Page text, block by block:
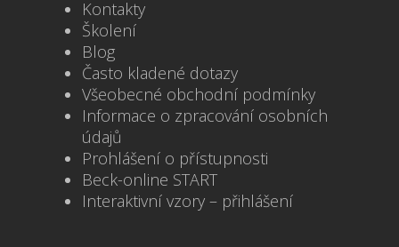
Kontakty
Školení
Blog
Často kladené dotazy
Všeobecné obchodní podmínky
Informace o zpracování osobních
údajů
Prohlášení o přístupnosti
Beck-online START
Interaktivní vzory – přihlášení